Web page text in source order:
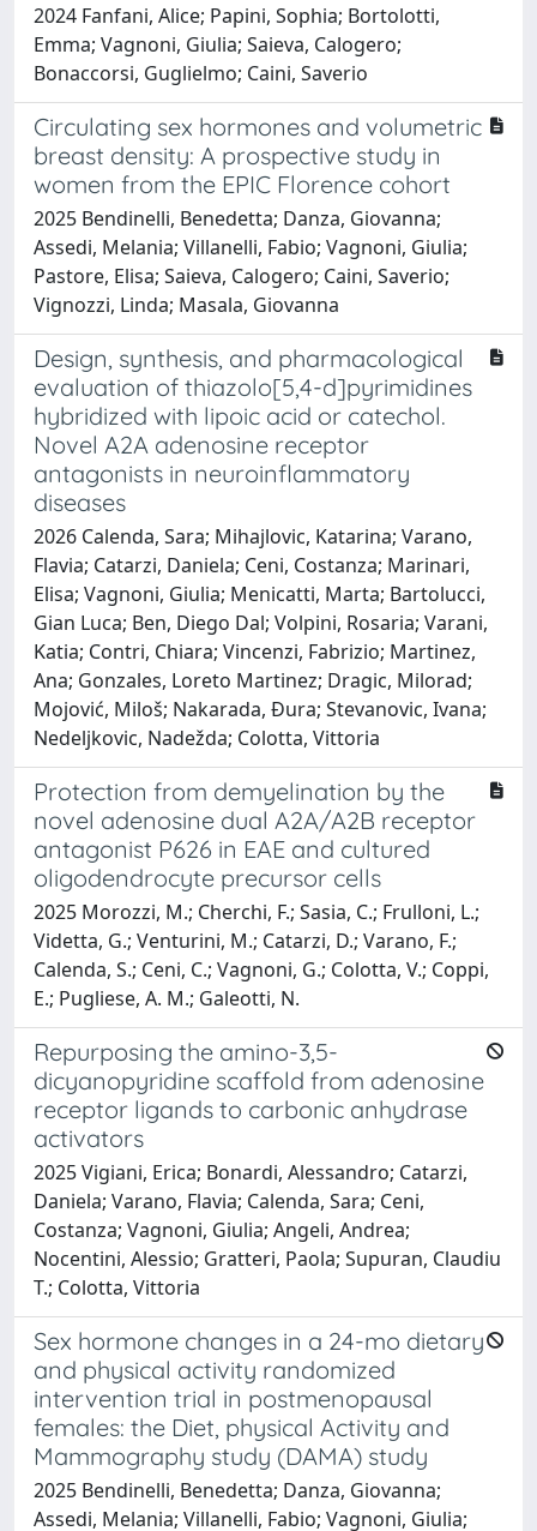
2024 Fanfani, Alice; Papini, Sophia; Bortolotti,
Emma; Vagnoni, Giulia; Saieva, Calogero;
Bonaccorsi, Guglielmo; Caini, Saverio
Circulating sex hormones and volumetric
breast density: A prospective study in
women from the EPIC Florence cohort
2025 Bendinelli, Benedetta; Danza, Giovanna;
Assedi, Melania; Villanelli, Fabio; Vagnoni, Giulia;
Pastore, Elisa; Saieva, Calogero; Caini, Saverio;
Vignozzi, Linda; Masala, Giovanna
Design, synthesis, and pharmacological
evaluation of thiazolo[5,4-d]pyrimidines
hybridized with lipoic acid or catechol.
Novel A2A adenosine receptor
antagonists in neuroinflammatory
diseases
2026 Calenda, Sara; Mihajlovic, Katarina; Varano,
Flavia; Catarzi, Daniela; Ceni, Costanza; Marinari,
Elisa; Vagnoni, Giulia; Menicatti, Marta; Bartolucci,
Gian Luca; Ben, Diego Dal; Volpini, Rosaria; Varani,
Katia; Contri, Chiara; Vincenzi, Fabrizio; Martinez,
Ana; Gonzales, Loreto Martinez; Dragic, Milorad;
Mojović, Miloš; Nakarada, Đura; Stevanovic, Ivana;
Nedeljkovic, Nadežda; Colotta, Vittoria
Protection from demyelination by the
novel adenosine dual A2A/A2B receptor
antagonist P626 in EAE and cultured
oligodendrocyte precursor cells
2025 Morozzi, M.; Cherchi, F.; Sasia, C.; Frulloni, L.;
Videtta, G.; Venturini, M.; Catarzi, D.; Varano, F.;
Calenda, S.; Ceni, C.; Vagnoni, G.; Colotta, V.; Coppi,
E.; Pugliese, A. M.; Galeotti, N.
Repurposing the amino-3,5-
dicyanopyridine scaffold from adenosine
receptor ligands to carbonic anhydrase
activators
2025 Vigiani, Erica; Bonardi, Alessandro; Catarzi,
Daniela; Varano, Flavia; Calenda, Sara; Ceni,
Costanza; Vagnoni, Giulia; Angeli, Andrea;
Nocentini, Alessio; Gratteri, Paola; Supuran, Claudiu
T.; Colotta, Vittoria
Sex hormone changes in a 24-mo dietary
and physical activity randomized
intervention trial in postmenopausal
females: the Diet, physical Activity and
Mammography study (DAMA) study
2025 Bendinelli, Benedetta; Danza, Giovanna;
Assedi, Melania; Villanelli, Fabio; Vagnoni, Giulia;